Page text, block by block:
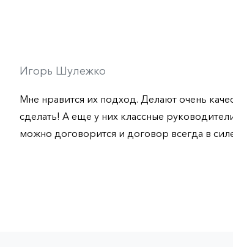
Игорь Шулежко
Мне нравится их подход. Делают очень
сделать! А еще у них классные
можно договорится и договор всегда в